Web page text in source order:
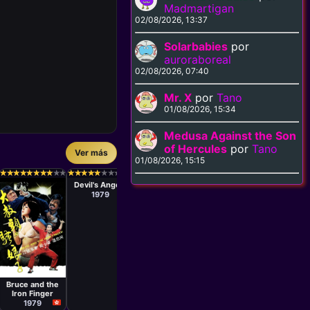
Ver más
★
★★
★★
★★
★★
★★
★★
★★
★★
★★
★
Película
To Man-Bo
Bruce and the
Iron Finger
1979
★
★★
★★
★★
★★
★★
★★
★★
★ ★
★
Película
Bobby A.
Suarez
Devil's Angels
1979
★
★★
★★
★★
★★
★★
★★
★★
★★
★★
★
Película
Lo Wei
A Man Called
Película
Santiago
Ebony, Ivory &
Jade
★
★★
★★
★★
★★
★
Kō
Rica 2:
Madmartigan
02/08/2026, 13:37
Solarbabies por
auroraboreal
02/08/2026, 07:40
Mr. X porTano
01/08/2026, 15:34
Medusa Against the Son
of Hercules porTano
01/08/2026, 15:15